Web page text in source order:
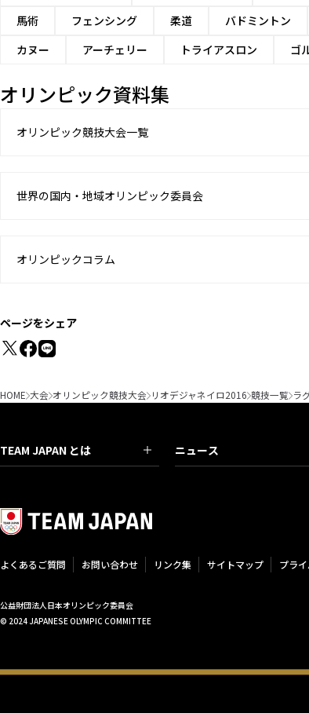
馬術
フェンシング 柔道 バドミントン
カヌー
アーチェリー トライアスロン ゴ
オリンピック資料集
オリンピック競技大会一覧
世界の国内・地域オリンピック委員会
オリンピックコラム
ページをシェア
HOME 大会 オリンピック競技大会 リオデジャネイロ2016 競技一覧 ラ
TEAM JAPAN とは ニュース
よくあるご質問 お問い合わせ リンク集 サイトマップ プラ
公益財団法人日本オリンピック委員会
© 2024 JAPANESE OLYMPIC COMMITTEE